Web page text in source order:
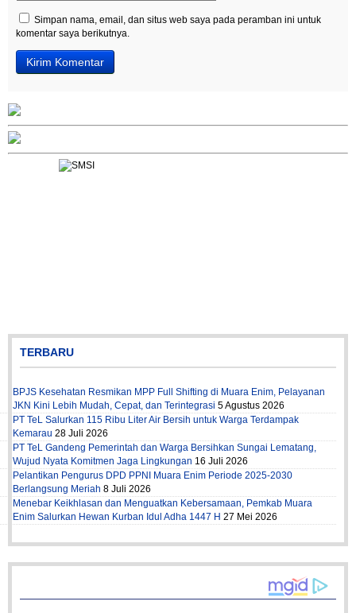
Simpan nama, email, dan situs web saya pada peramban ini untuk
komentar saya berikutnya.
TERBARU
BPJS Kesehatan Resmikan MPP Full Shifting di Muara Enim, Pelayanan
JKN Kini Lebih Mudah, Cepat, dan Terintegrasi 5 Agustus 2026
PT TeL Salurkan 115 Ribu Liter Air Bersih untuk Warga Terdampak
Kemarau 28 Juli 2026
PT TeL Gandeng Pemerintah dan Warga Bersihkan Sungai Lematang,
Wujud Nyata Komitmen Jaga Lingkungan 16 Juli 2026
Pelantikan Pengurus DPD PPNI Muara Enim Periode 2025-2030
Berlangsung Meriah 8 Juli 2026
Menebar Keikhlasan dan Menguatkan Kebersamaan, Pemkab Muara
Enim Salurkan Hewan Kurban Idul Adha 1447 H 27 Mei 2026